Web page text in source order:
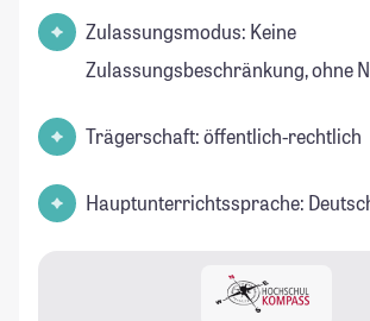
Zulassungsmodus: Keine
Zulassungsbeschränkung, ohne
Trägerschaft: öffentlich-rechtlich
Hauptunterrichtssprache: